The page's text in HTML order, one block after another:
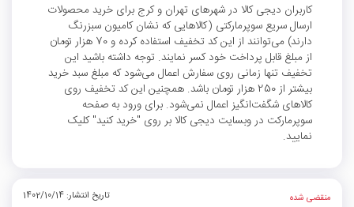
کاربران دیجی کالا در شهرهای تهران و کرج برای خرید محصولات
ارسال سریع سوپرمارکتی (کالاهایی که نشان کامیون سبزرنگ
دارند) می‌توانند از این کد تخفیف استفاده کرده و 70 هزار تومان
از مبلغ قابل پرداخت خود کسر نمایند. توجه داشته باشید این
تخفیف تنها زمانی روی سفارش اعمال می‌شود که مبلغ سبد خرید
بیشتر از 250 هزار تومان باشد. همچنین این کد تخفیف روی
کالاهای شگفت‌انگیز اعمال نمی‌شود. برای ورود به صفحه
سوپرمارکت در وبسایت دیجی کالا بر روی "خرید کنید" کلیک
نمایید.
منقضی شده تاریخ انتشار: 1402/10/14